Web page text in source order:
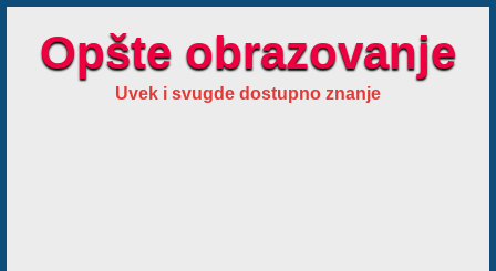
Opšte obrazovanje
Uvek i svugde dostupno znanje